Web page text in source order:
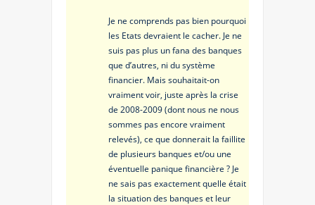
Je ne comprends pas bien pourquoi
les Etats devraient le cacher. Je ne
suis pas plus un fana des banques
que d’autres, ni du système
financier. Mais souhaitait-on
vraiment voir, juste après la crise
de 2008-2009 (dont nous ne nous
sommes pas encore vraiment
relevés), ce que donnerait la faillite
de plusieurs banques et/ou une
éventuelle panique financière ? Je
ne sais pas exactement quelle était
la situation des banques et leur